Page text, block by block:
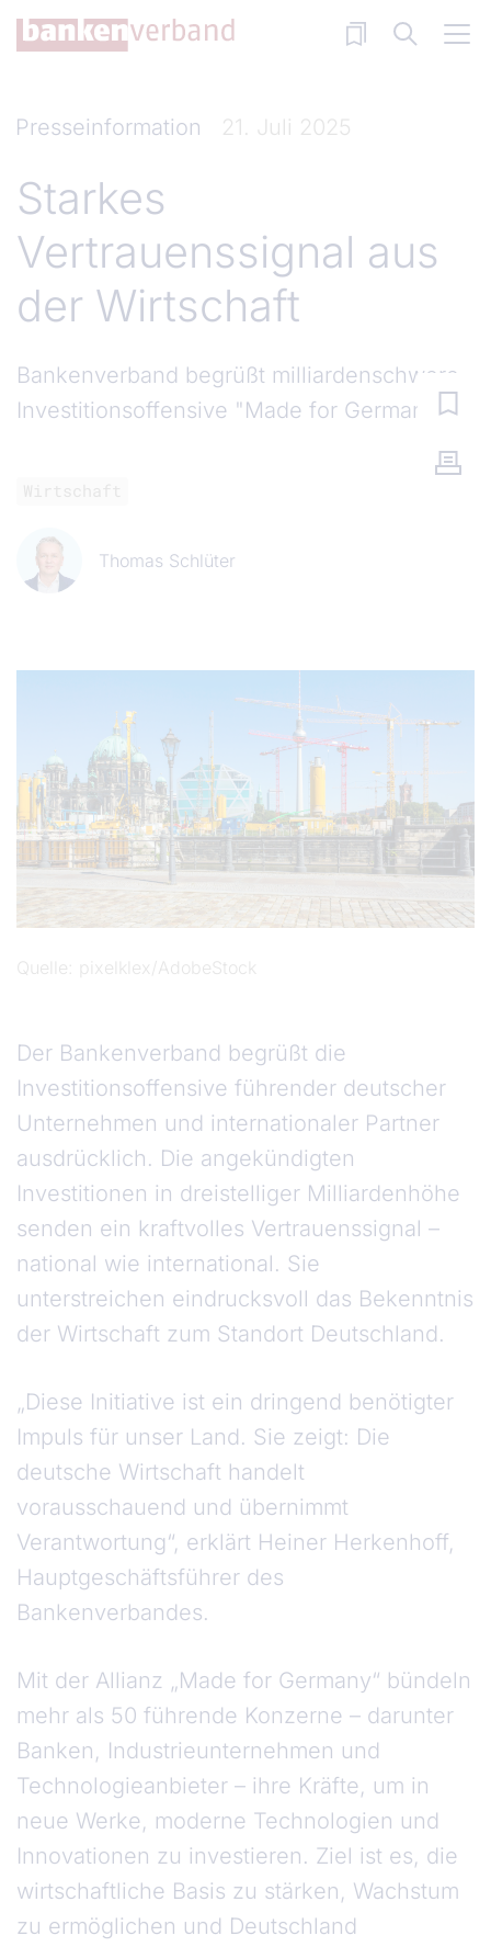
Direkt zum Inhalt
Presseinformation 21. Juli 2025
Starkes
Vertrauenssignal aus
der Wirtschaft
Bankenverband begrüßt milliardenschwere
Investitionsoffensive "Made for Germany"
Thomas Schlüter
Quelle pixelklex/AdobeStock
Der Bankenverband begrüßt die
Investitionsoffensive führender deutscher
Unternehmen und internationaler Partner
ausdrücklich. Die angekündigten
Investitionen in dreistelliger Milliardenhöhe
senden ein kraftvolles Vertrauenssignal –
national wie international. Sie
unterstreichen eindrucksvoll das Bekenntnis
der Wirtschaft zum Standort Deutschland.
„Diese Initiative ist ein dringend benötigter
Impuls für unser Land. Sie zeigt: Die
deutsche Wirtschaft handelt
vorausschauend und übernimmt
Verantwortung“, erklärt Heiner Herkenhoff,
Hauptgeschäftsführer des
Bankenverbandes.
Mit der Allianz „Made for Germany“ bündeln
mehr als 50 führende Konzerne – darunter
Banken, Industrieunternehmen und
Technologieanbieter – ihre Kräfte, um in
neue Werke, moderne Technologien und
Innovationen zu investieren. Ziel ist es, die
wirtschaftliche Basis zu stärken, Wachstum
zu ermöglichen und Deutschland